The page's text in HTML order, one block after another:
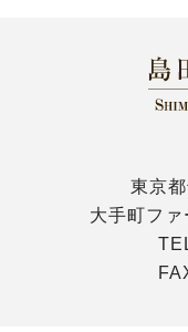
東京
大手町フ